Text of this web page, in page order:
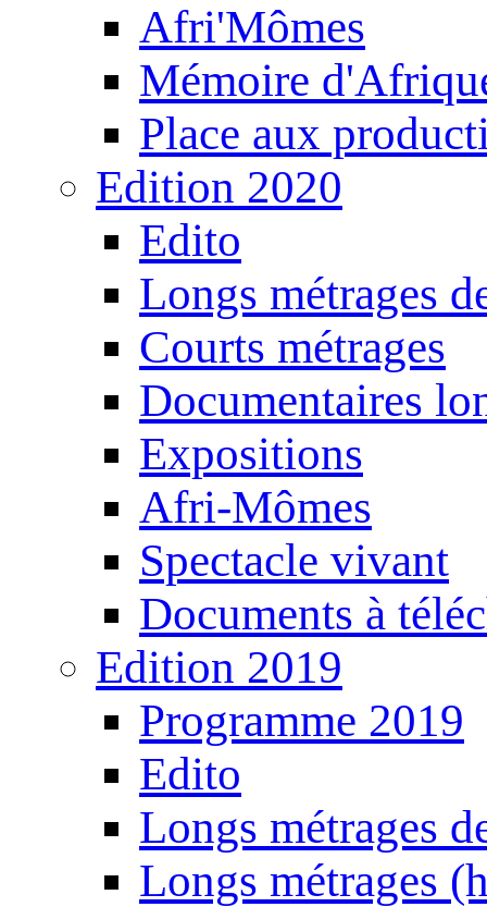
Afri'Mômes
Mémoire
Place aux
Edition 2020
Edito
Longs métrages
Courts métrages
Documentaires
Expositions
Afri-Mômes
Spectacle vivant
Documents à
Edition 2019
Programme 2019
Edito
Longs métrages
Longs métrages